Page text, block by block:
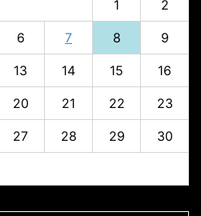
1 2
6 7 8 9
13 14 15 16
20 21 22 23
27 28 29 30